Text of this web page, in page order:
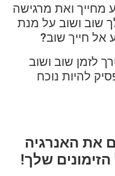
מחייך ואת מרגישה
שוב ושוב על מנת
חייך שוב?
לזמן שוב ושוב
להיות נוכח
את האנרגיה
שלך!